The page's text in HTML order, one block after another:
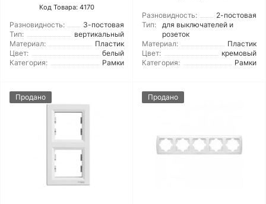
Код Товара: 4170
Разновидность:
3-постовая
Тип:
вертикальный
Материал:
Пластик
Цвет:
белый
Категория:
Рамки
Разновидность:
2-постовая
Тип:
для выключателей и
розеток
Материал:
Пластик
Цвет:
кремовый
Категория:
Рамки
Продано Продано